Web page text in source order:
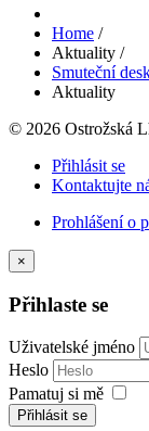
Home /
Aktuality /
Smuteční
Aktuality
© 2026 Ostrožská
Přihlásit se
Kontaktujte
Prohlášení o
×
Přihlaste se
Uživatelské jméno
Heslo
Pamatuj si mě
Přihlásit se